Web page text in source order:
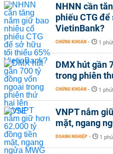
NHNN cần
phiếu CTG
VietinBank?
CHỨNG KHOÁN - 1
DMX hút gần
trong phiên
CHỨNG KHOÁN - 1
VNPT nắm
mặt, ngang
DOANH NGHIỆP - 1